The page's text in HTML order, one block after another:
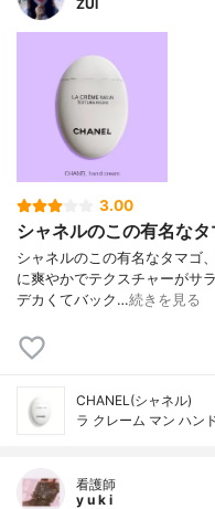
ZUI
3.00
シャネルのこの有名な
シャネルのこの有名なタマゴ
に爽やかでテクスチャーがサ
デカくてバック…続きを見る
CHANEL(シャネル)
ラ クレーム マン ハン
看護師
y u k i